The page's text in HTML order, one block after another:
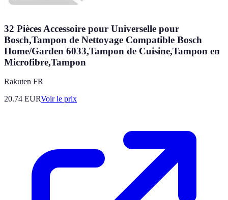
32 Pièces Accessoire pour Universelle pour
Bosch,Tampon de Nettoyage Compatible Bosch
Home/Garden 6033,Tampon de Cuisine,Tampon en
Microfibre,Tampon
Rakuten FR
20.74 EURVoir le prix